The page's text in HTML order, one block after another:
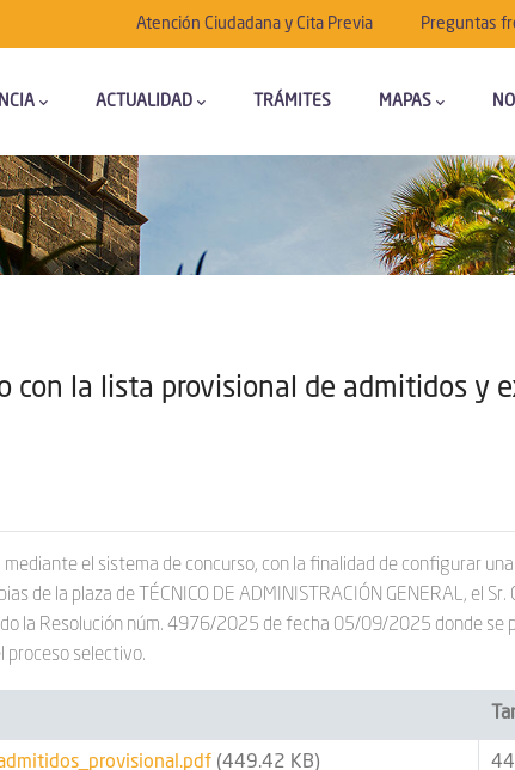
Submenú
Atención Ciudadana y Cita Previa Preguntas
ACTUALIDAD TRÁMITES MAPAS
la lista provisional de admitidos y
el sistema de concurso, con la finalidad de configurar
de la plaza de TÉCNICO DE ADMINISTRACIÓN GENERAL, el Sr.
la Resolución núm. 4976/2025 de fecha 05/09/2025 donde se
proceso selectivo.
(449.42 KB)